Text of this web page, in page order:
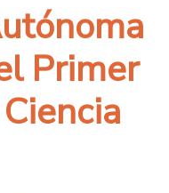
Primer